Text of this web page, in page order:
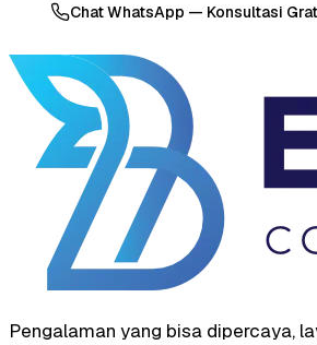
Chat WhatsApp — Konsultasi
Pengalaman yang bisa dipercaya,